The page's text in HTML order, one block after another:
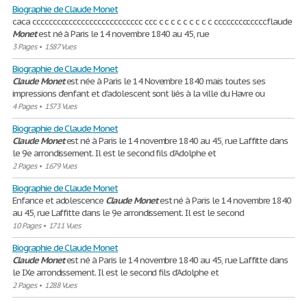
Biographie de Claude Monet
caca ccccccccccccccccccccccccccc ccc c c c c c c c c c cccccccccccccflaude
Monetest né à Paris le 14 novembre 1840 au 45, rue
3 Pages• 1587 Vues
Biographie de Claude Monet
Claude Monetest née à Paris le 14 Novembre 1840 mais toutes ses
impressions d'enfant et d'adolescent sont liés à la ville du Havre ou
4 Pages• 1573 Vues
Biographie de Claude Monet
Claude Monetest né à Paris le 14 novembre 1840 au 45, rue Laffitte dans
le 9e arrondissement. Il est le second fils d’Adolphe et
2 Pages• 1679 Vues
Biographie de Claude Monet
Enfance et adolescence Claude Monetest né à Paris le 14 novembre 1840
au 45, rue Laffitte dans le 9e arrondissement. Il est le second
10 Pages• 1711 Vues
Biographie de Claude Monet
Claude Monetest né à Paris le 14 novembre 1840 au 45, rue Laffitte dans
le IXe arrondissement. Il est le second fils d’Adolphe et
2 Pages• 1288 Vues